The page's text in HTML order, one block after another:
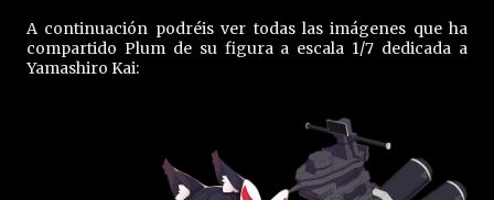
A continuación podréis ver todas las imágenes que ha
compartido Plum de su figura a escala 1/7 dedicada a
Yamashiro Kai: